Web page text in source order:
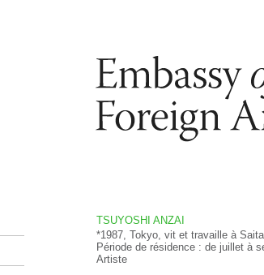
TSUYOSHI ANZAI
*1987, Tokyo, vit et travaille à
Période de résidence : de juillet à
Artiste